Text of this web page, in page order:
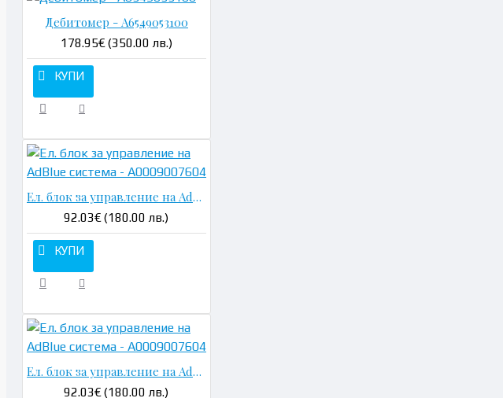
Дебитомер - A6549053100
178.95€ (350.00 лв.)
КУПИ
Ел. блок за управление на AdBlue система - A0009007604
92.03€ (180.00 лв.)
КУПИ
Ел. блок за управление на AdBlue система - A0009007604
92.03€ (180.00 лв.)